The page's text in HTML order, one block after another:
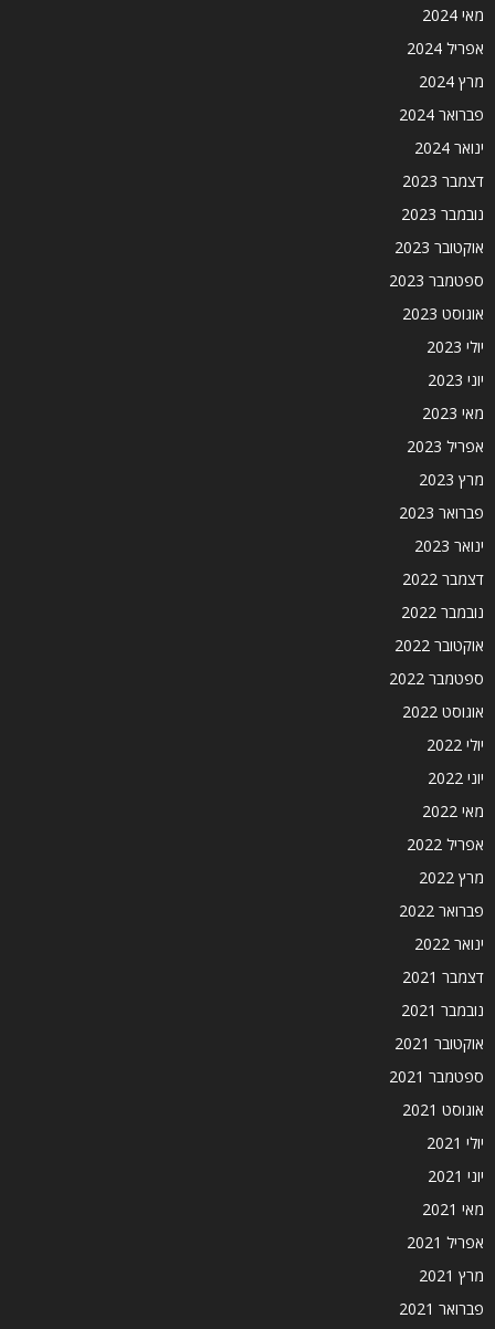
מאי 2024
אפריל 2024
מרץ 2024
פברואר 2024
ינואר 2024
דצמבר 2023
נובמבר 2023
אוקטובר 2023
ספטמבר 2023
אוגוסט 2023
יולי 2023
יוני 2023
מאי 2023
אפריל 2023
מרץ 2023
פברואר 2023
ינואר 2023
דצמבר 2022
נובמבר 2022
אוקטובר 2022
ספטמבר 2022
אוגוסט 2022
יולי 2022
יוני 2022
מאי 2022
אפריל 2022
מרץ 2022
פברואר 2022
ינואר 2022
דצמבר 2021
נובמבר 2021
אוקטובר 2021
ספטמבר 2021
אוגוסט 2021
יולי 2021
יוני 2021
מאי 2021
אפריל 2021
מרץ 2021
פברואר 2021